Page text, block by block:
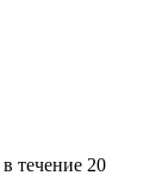
течение 20